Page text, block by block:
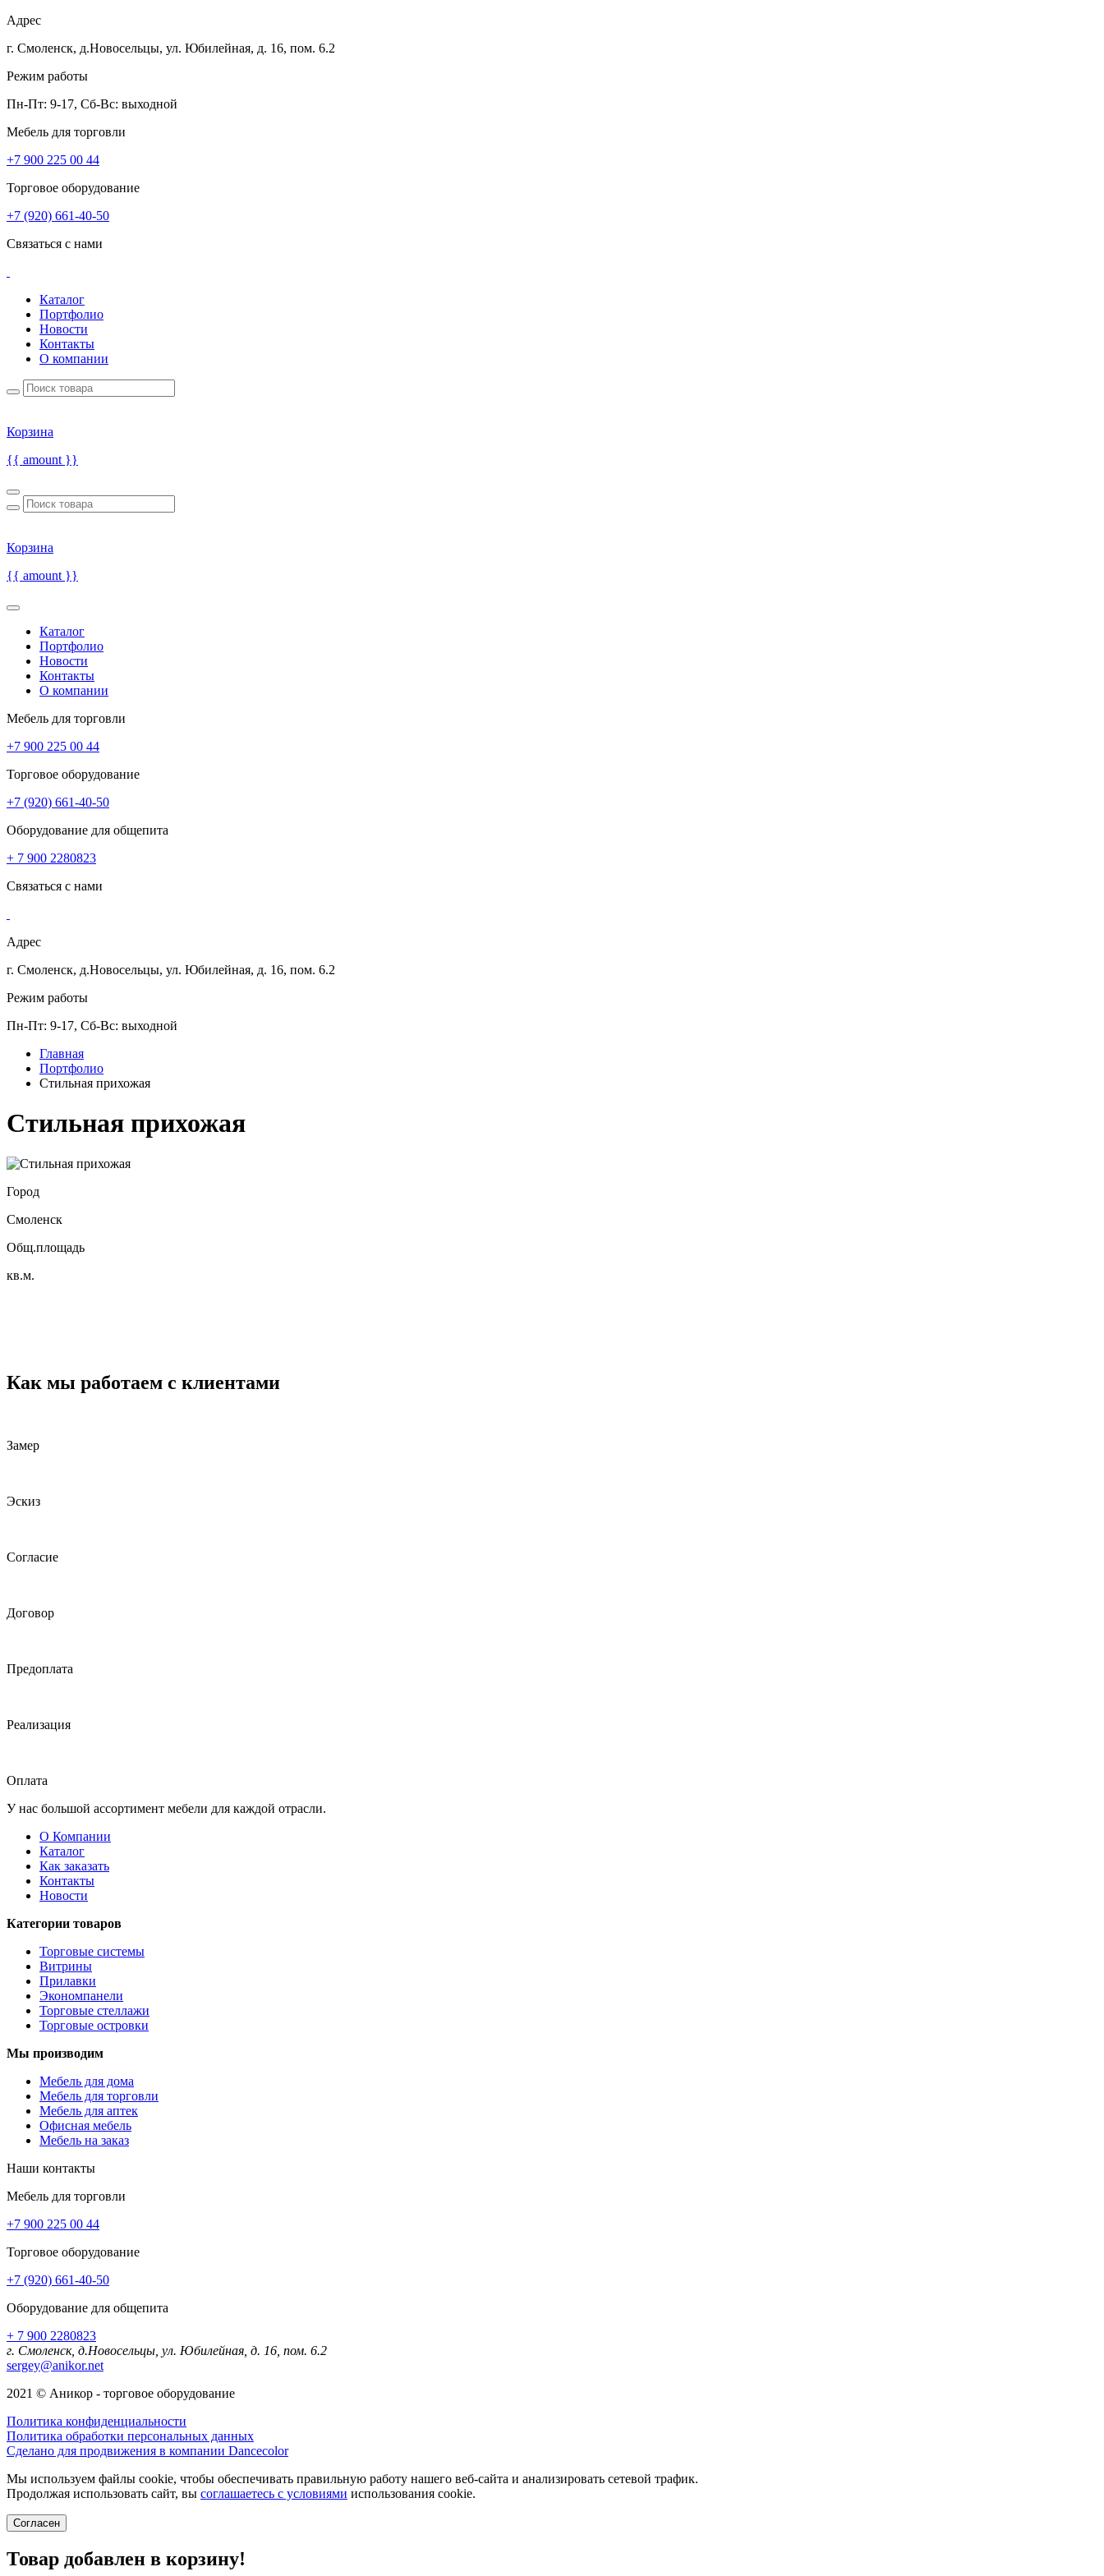
Адрес
г. Смоленск, д.Новосельцы, ул. Юбилейная, д. 16, пом. 6.2
Режим работы
Пн-Пт: 9-17, Сб-Вс: выходной
Мебель для торговли
+7 900 225 00 44
Торговое оборудование
+7 (920) 661-40-50
Связаться с нами
Каталог
Портфолио
Новости
Контакты
О компании
Корзина
{{ amount }}
Корзина
{{ amount }}
Каталог
Портфолио
Новости
Контакты
О компании
Мебель для торговли
+7 900 225 00 44
Торговое оборудование
+7 (920) 661-40-50
Оборудование для общепита
+ 7 900 2280823
Связаться с нами
Адрес
г. Смоленск, д.Новосельцы, ул. Юбилейная, д. 16, пом. 6.2
Режим работы
Пн-Пт: 9-17, Сб-Вс: выходной
Главная
Портфолио
Стильная прихожая
Стильная прихожая
Город
Смоленск
Общ.площадь
кв.м.
Как мы работаем с клиентами
Замер
Эскиз
Согласие
Договор
Предоплата
Реализация
Оплата
У нас большой ассортимент мебели для каждой отрасли.
О Компании
Каталог
Как заказать
Контакты
Новости
Категории товаров
Торговые системы
Витрины
Прилавки
Экономпанели
Торговые стеллажи
Торговые островки
Мы производим
Мебель для дома
Мебель для торговли
Мебель для аптек
Офисная мебель
Мебель на заказ
Наши контакты
Мебель для торговли
+7 900 225 00 44
Торговое оборудование
+7 (920) 661-40-50
Оборудование для общепита
+ 7 900 2280823
г. Смоленск, д.Новосельцы, ул. Юбилейная, д. 16, пом. 6.2
sergey@anikor.net
2021 © Аникор - торговое оборудование
Политика конфиденциальности
Политика обработки персональных данных
Сделано для продвижения в компании Dancecolor
Мы используем файлы cookie, чтобы обеспечивать правильную работу нашего веб-сайта и анализировать сетевой трафик.
Продолжая использовать сайт, вы соглашаетесь с условиями использования cookie.
Согласен
Товар добавлен в корзину!